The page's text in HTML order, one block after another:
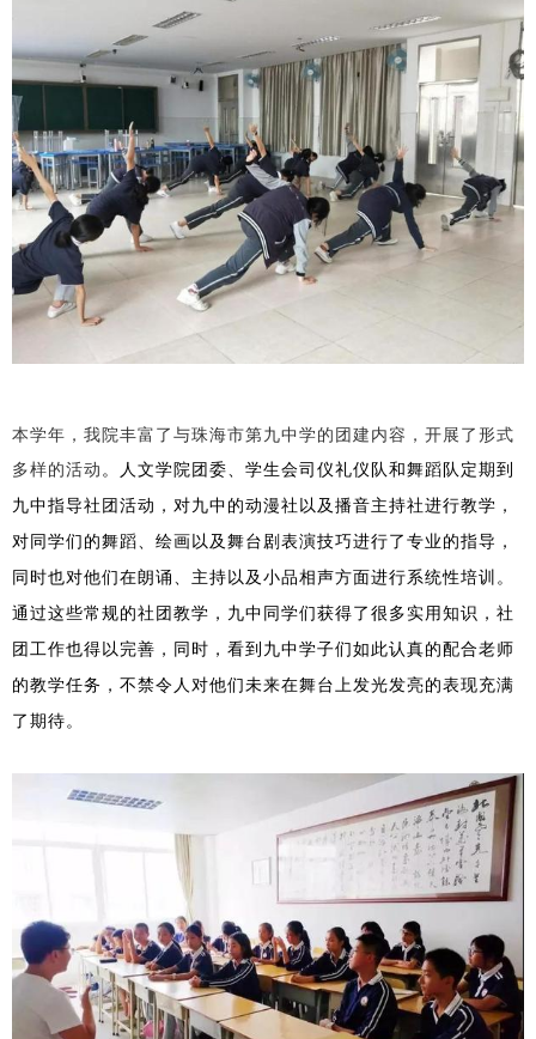
本学年，我院丰富了与珠海市第九中学的团建内容，开展了形式
多样的活动 。人文学院团委、学生会司仪礼仪队和舞蹈队定期到
九中指导社团活动，对九中的动漫社以及播音主持社进行教学，
对同学们的舞蹈、绘画以及舞台剧表演技巧进行了专业的指导，
同时也对他们在朗诵、主持以及小品相声方面进行系统性培训。
通过这些常规的社团教学，九中同学们获得了很多实用知识，社
团工作也得以完善，同时，看到九中学子们如此认真的配合老师
的教学任务，不禁令人对他们未来在舞台上发光发亮的表现充满
了期待。